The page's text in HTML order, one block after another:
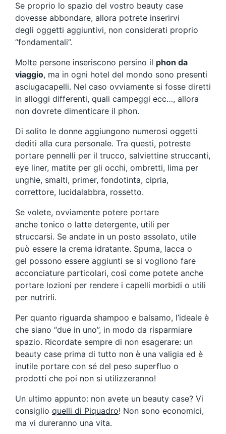
Se proprio lo spazio del vostro beauty case
dovesse abbondare, allora potrete inserirvi
degli oggetti aggiuntivi, non considerati proprio
“fondamentali”.
Molte persone inseriscono persino il phon da
viaggio, ma in ogni hotel del mondo sono presenti
asciugacapelli. Nel caso ovviamente si fosse diretti
in alloggi differenti, quali campeggi ecc…, allora
non dovrete dimenticare il phon.
Di solito le donne aggiungono numerosi oggetti
dediti alla cura personale. Tra questi, potreste
portare pennelli per il trucco, salviettine struccanti,
eye liner, matite per gli occhi, ombretti, lima per
unghie, smalti, primer, fondotinta, cipria,
correttore, lucidalabbra, rossetto.
Se volete, ovviamente potere portare
anche tonico o latte detergente, utili per
struccarsi. Se andate in un posto assolato, utile
può essere la crema idratante. Spuma, lacca o
gel possono essere aggiunti se si vogliono fare
acconciature particolari, così come potete anche
portare lozioni per rendere i capelli morbidi o utili
per nutrirli.
Per quanto riguarda shampoo e balsamo, l’ideale è
che siano “due in uno”, in modo da risparmiare
spazio. Ricordate sempre di non esagerare: un
beauty case prima di tutto non è una valigia ed è
inutile portare con sé del peso superfluo o
prodotti che poi non si utilizzeranno!
Un ultimo appunto: non avete un beauty case? Vi
consiglio quelli di Piquadro! Non sono economici,
ma vi dureranno una vita.